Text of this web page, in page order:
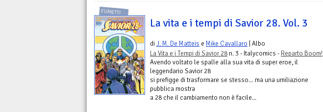
FUMETTI
La vita e i tempi di Savior 28. Vol. 3
diJ. M. De Matteis e Mike Cavallaro | Albo
La Vita e i Tempi di Savior 28 n. 3 - Italycomics - Reparto Boom!
Avendo voltato le spalle alla sua vita di super eroe, il
leggendario Savior 28
si prefigge di trasformare se stesso… ma una umiliazione
pubblica mostra
a 28 che il cambiamento non è facile...